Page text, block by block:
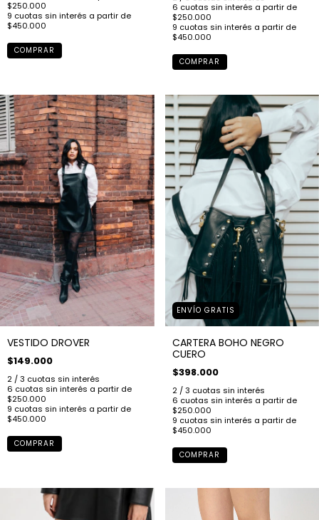
COMPRAR
COMPRAR
VESTIDO DROVER
$149.000
COMPRAR
ENVÍO GRATIS
CARTERA BOHO NEGRO
CUERO
$398.000
COMPRAR